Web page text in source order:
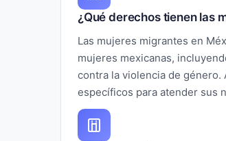
¿Qué derechos tienen las
Las mujeres migrantes en
mujeres mexicanas,
contra la violencia de género.
específicos para atender sus